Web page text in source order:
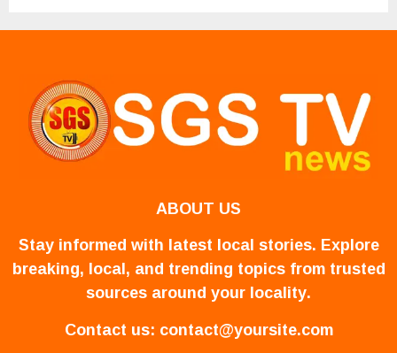
ABOUT US
Stay informed with latest local stories. Explore
breaking, local, and trending topics from trusted
sources around your locality.
Contact us: contact@yoursite.com